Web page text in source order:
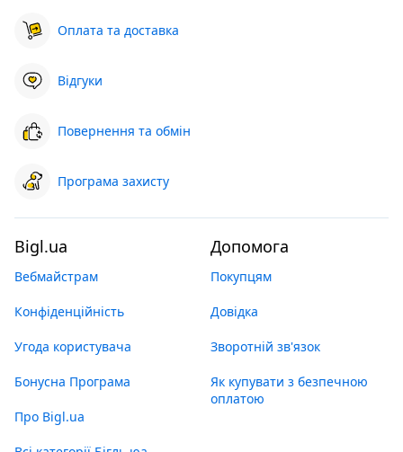
Оплата та доставка
Відгуки
Повернення та обмін
Програма захисту
Bigl.ua
Вебмайстрам
Конфіденційність
Угода користувача
Бонусна Програма
Про Bigl.ua
Допомога
Покупцям
Довідка
Зворотній зв'язок
Як купувати з безпечною
оплатою